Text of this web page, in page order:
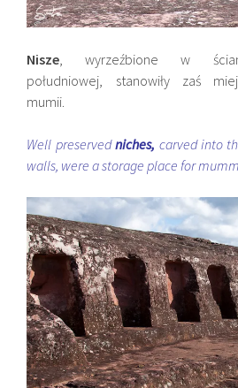
Nisze , wyrzeźbione w
południowej, stanowiły zaś
mumii.
Well preservedniches, carved into
walls, were a storage place for